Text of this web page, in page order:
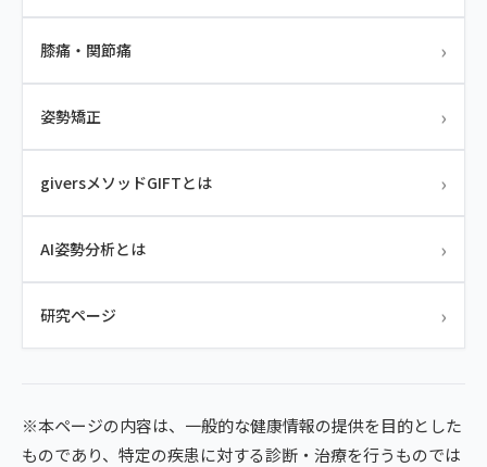
膝痛・関節痛 ›
姿勢矯正 ›
giversメソッドGIFTとは ›
AI姿勢分析とは ›
研究ページ ›
※本ページの内容は、一般的な健康情報の提供を目的とした
ものであり、特定の疾患に対する診断・治療を行うものでは